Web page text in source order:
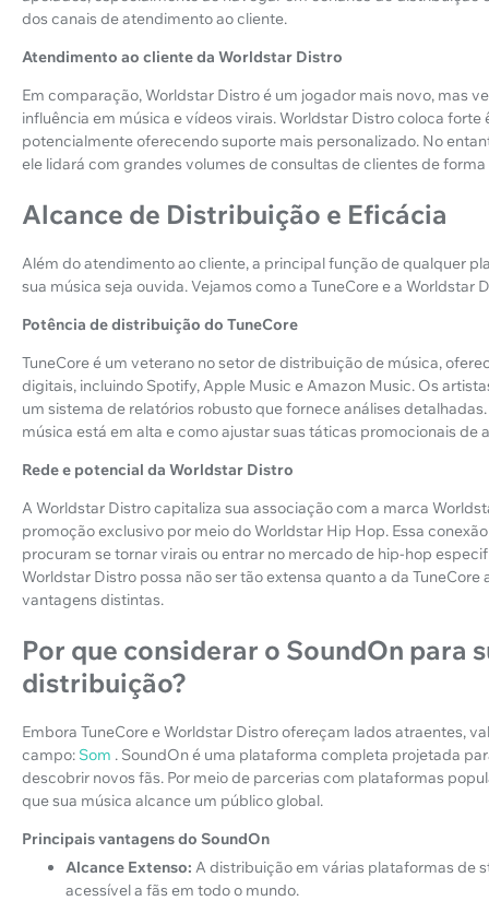
dos canais de atendimento ao cliente.
Atendimento ao cliente da Worldstar Distro
Em comparação, Worldstar Distro é um jogador mais novo, mas
influência em música e vídeos virais. Worldstar Distro coloca
potencialmente oferecendo suporte mais personalizado. No
ele lidará com grandes volumes de consultas de clientes de
Alcance de Distribuição e Eficácia
Além do atendimento ao cliente, a principal função de qualquer
sua música seja ouvida. Vejamos como a TuneCore e a Worldstar
Potência de distribuição do TuneCore
TuneCore é um veterano no setor de distribuição de música,
digitais, incluindo Spotify, Apple Music e Amazon Music. Os
um sistema de relatórios robusto que fornece análises
música está em alta e como ajustar suas táticas promocionais de
Rede e potencial da Worldstar Distro
A Worldstar Distro capitaliza sua associação com a marca
promoção exclusivo por meio do Worldstar Hip Hop. Essa
procuram se tornar virais ou entrar no mercado de hip-hop
Worldstar Distro possa não ser tão extensa quanto a da
vantagens distintas.
Por que considerar o SoundOn para
distribuição?
Embora TuneCore e Worldstar Distro ofereçam lados atraentes,
campo: Som . SoundOn é uma plataforma completa projetada
descobrir novos fãs. Por meio de parcerias com plataformas
que sua música alcance um público global.
Principais vantagens do SoundOn
Alcance Extenso: A distribuição em várias plataformas de
acessível a fãs em todo o mundo.